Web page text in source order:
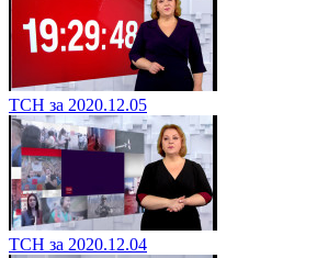
ТСН за 2020.12.05
ТСН за 2020.12.04